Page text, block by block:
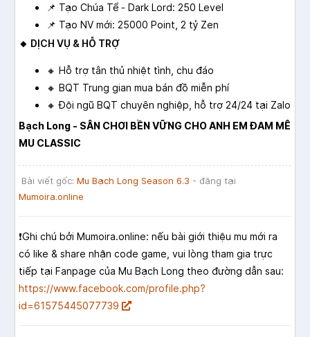
📌 Tạo Chúa Tể - Dark Lord: 250 Level
📌 Tạo NV mới: 25000 Point, 2 tỷ Zen
🔸 DỊCH VỤ & HỖ TRỢ
🔸 Hỗ trợ tân thủ nhiệt tình, chu đáo
🔸 BQT Trung gian mua bán đồ miễn phí
🔸 Đội ngũ BQT chuyên nghiệp, hỗ trợ 24/24 tại Zalo
Bạch Long - SÂN CHƠI BỀN VỮNG CHO ANH EM ĐAM MÊ
MU CLASSIC
Bài viết gốc: Mu Bạch Long Season 6.3 - đăng tại
Mumoira.online
❗️Ghi chú bởi Mumoira.online: nếu bài giới thiệu mu mới ra
có like & share nhận code game, vui lòng tham gia trực
tiếp tại Fanpage của Mu Bạch Long theo đường dẫn sau:
https://www.facebook.com/profile.php?
id=61575445077739